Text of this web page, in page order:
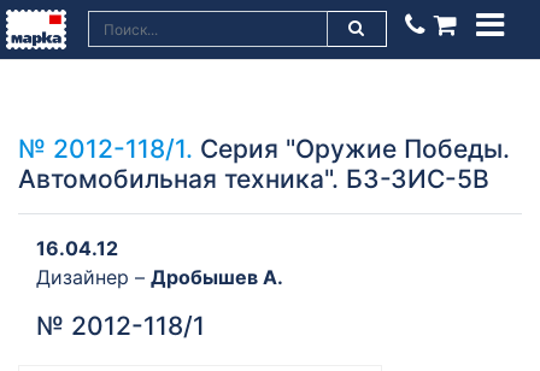
№ 2012-118/1. Серия "Оружие Победы.
Автомобильная техника". БЗ-ЗИС-5В
16.04.12
Дизайнер – Дробышев А.
№ 2012-118/1